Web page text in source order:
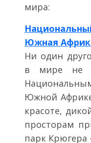
мира:
Южная
Ни один
в мире не
Южной
красоте,
просторам
парк